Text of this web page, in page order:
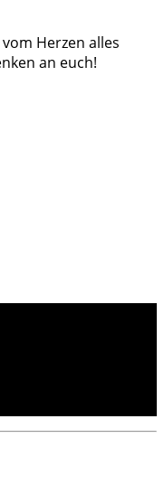
Herzen alles
an euch!